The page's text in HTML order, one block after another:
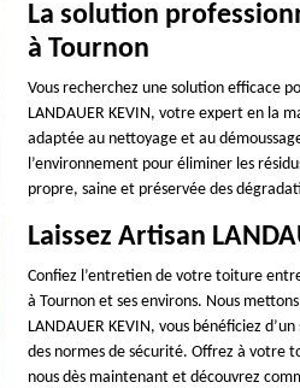
La solution
à Tournon
Vous recherchez une solution efficace
LANDAUER KEVIN, votre expert en la
adaptée au nettoyage et au
l’environnement pour éliminer les
propre, saine et préservée des
Laissez Artisan
Confiez l’entretien de votre toiture
à Tournon et ses environs. Nous
LANDAUER KEVIN, vous bénéficiez
des normes de sécurité. Offrez à votre
nous dès maintenant et découvrez